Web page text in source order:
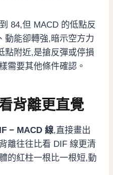
84,但 MACD 的低點反
動能卻轉強,暗示空方力
點附近,是搶反彈或停損
需要其他條件確認。
背離更直覺
− MACD 線,直接畫出
離往往比看 DIF 線更清
的紅柱一根比一根短,動